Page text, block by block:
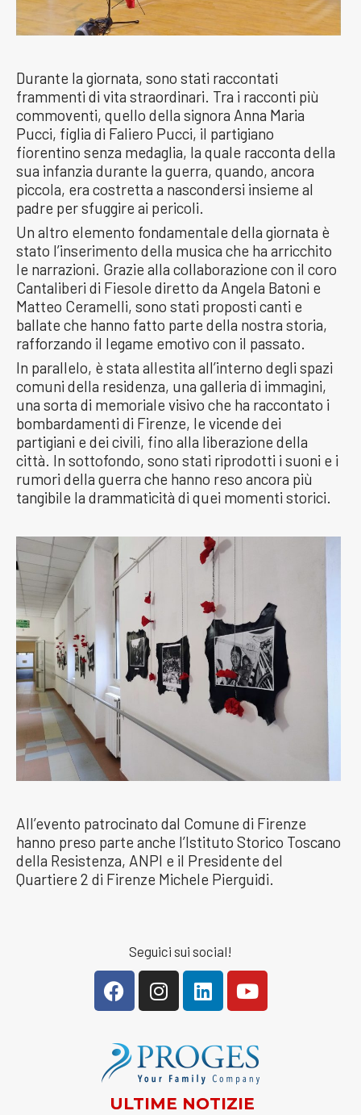
Durante la giornata, sono stati raccontati
frammenti di vita straordinari. Tra i racconti più
commoventi, quello della signora Anna Maria
Pucci, figlia di Faliero Pucci, il partigiano
fiorentino senza medaglia, la quale racconta della
sua infanzia durante la guerra, quando, ancora
piccola, era costretta a nascondersi insieme al
padre per sfuggire ai pericoli.
Un altro elemento fondamentale della giornata è
stato l’inserimento della musica che ha arricchito
le narrazioni. Grazie alla collaborazione con il coro
Cantaliberi di Fiesole diretto da Angela Batoni e
Matteo Ceramelli, sono stati proposti canti e
ballate che hanno fatto parte della nostra storia,
rafforzando il legame emotivo con il passato.
In parallelo, è stata allestita all’interno degli spazi
comuni della residenza, una galleria di immagini,
una sorta di memoriale visivo che ha raccontato i
bombardamenti di Firenze, le vicende dei
partigiani e dei civili, fino alla liberazione della
città. In sottofondo, sono stati riprodotti i suoni e i
rumori della guerra che hanno reso ancora più
tangibile la drammaticità di quei momenti storici.
All’evento patrocinato dal Comune di Firenze
hanno preso parte anche l’Istituto Storico Toscano
della Resistenza, ANPI e il Presidente del
Quartiere 2 di Firenze Michele Pierguidi.
Seguici sui social!
ULTIME NOTIZIE